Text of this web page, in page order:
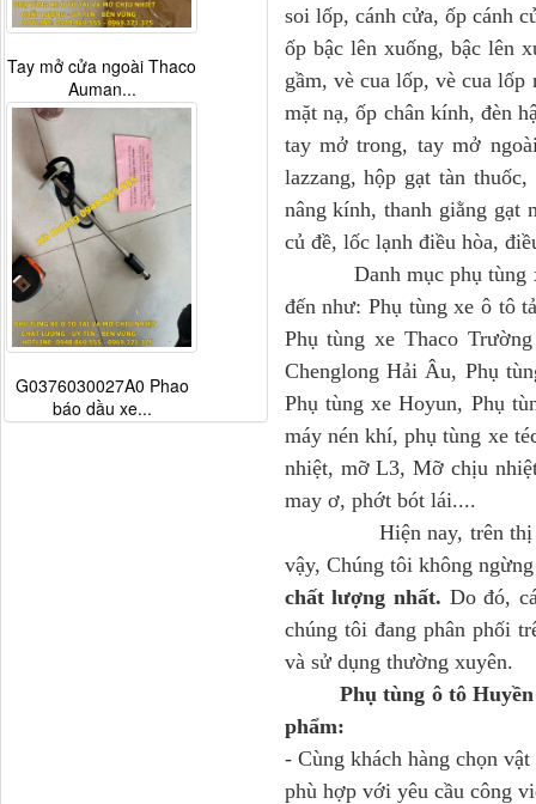
soi lốp, cánh cửa, ốp cánh
ốp bậc lên xuống, bậc lên
gầm, vè cua lốp, vè cua
mặt nạ, ốp chân kính, đèn
tay mở trong, tay mở
lazzang, hộp gạt tàn
nâng kính, thanh giằng gạt
củ đề, lốc lạnh điều hòa,
Danh mục phụ tùng xe
đến như: Phụ tùng xe ô tô
Phụ tùng xe Thaco
Chenglong Hải Âu, Phụ
Phụ tùng xe Hoyun, Phụ
máy nén khí, phụ tùng xe
nhiệt, mỡ L3, Mỡ chịu
may ơ, phớt bót lái....
Hiện nay, trên thị
vậy, Chúng tôi không
chất lượng nhất. Do đó,
chúng tôi đang phân phối
và sử dụng thường xuyên.
Phụ tùng ô tô Huyền
phẩm:
- Cùng khách hàng chọn
phù hợp với yêu cầu công
Tay mở cửa ngoài Thaco
Auman...
G0376030027A0 Phao
báo dầu xe...